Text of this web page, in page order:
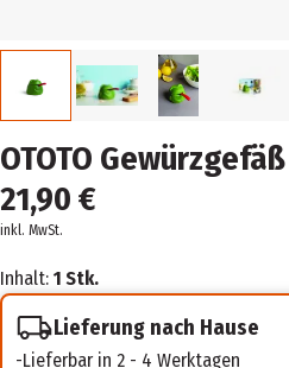
OTOTO
21,90 €
inkl. MwSt.
Inhalt: 1 Stk.
Lieferung nach Hause
Lieferbar in 2 - 4 Werktagen